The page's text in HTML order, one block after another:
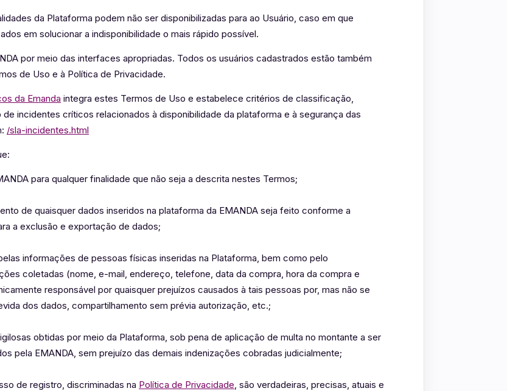
da Plataforma podem não ser disponibilizadas para ao Usuário, caso em que
em solucionar a indisponibilidade o mais rápido possível.
por meio das interfaces apropriadas. Todos os usuários cadastrados estão também
de Uso e à Política de Privacidade.
da Emanda integra estes Termos de Uso e estabelece critérios de classificação,
incidentes críticos relacionados à disponibilidade da plataforma e à segurança das
/sla-incidentes.html
para qualquer finalidade que não seja a descrita nestes Termos;
de quaisquer dados inseridos na plataforma da EMANDA seja feito conforme a
a exclusão e exportação de dados;
informações de pessoas físicas inseridas na Plataforma, bem como pelo
coletadas (nome, e-mail, endereço, telefone, data da compra, hora da compra e
responsável por quaisquer prejuízos causados à tais pessoas por, mas não se
dos dados, compartilhamento sem prévia autorização, etc.;
obtidas por meio da Plataforma, sob pena de aplicação de multa no montante a ser
pela EMANDA, sem prejuízo das demais indenizações cobradas judicialmente;
de registro, discriminadas na Política de Privacidade, são verdadeiras, precisas, atuais e